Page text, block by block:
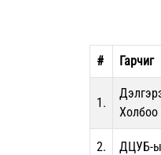
# Гарчиг
1.
Холбоо
2. ДЦУБ-